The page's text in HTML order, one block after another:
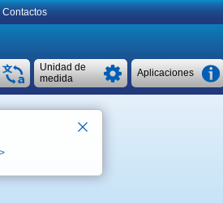
Contactos
Aplicaciones
Unidad de
medida